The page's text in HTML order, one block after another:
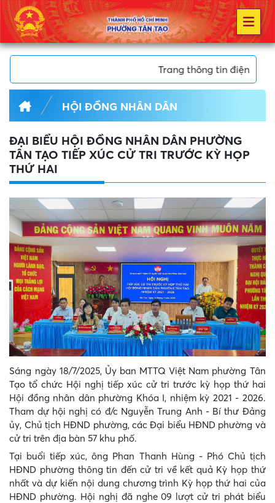
Trang thông tin điện tử Phường
HỘI ĐỒNG NHÂN DÂN
ĐẠI BIỂU HỘI ĐỒNG NHÂN DÂN PHƯỜNG
TÂN TẠO TIẾP XÚC CỬ TRI TRƯỚC KỲ HỌP
THỨ HAI
Sáng ngày 18/7/2025, Ủy ban MTTQ Việt Nam phường Tân
Tạo tổ chức Hội nghị tiếp xúc cử tri trước kỳ họp thứ hai
Hội đồng nhân dân phường Khóa I, nhiệm kỳ 2021 - 2026.
Tham dự hội nghị có đ/c Nguyễn Trung Anh - Bí thư Đảng
ủy, Chủ tịch HĐND phường, các Đại biểu HĐND phường và
cử tri trên địa bàn 57 khu phố.
Tại buổi tiếp xúc, ông Phan Thanh Hùng - Phó Chủ tịch
HĐND phường thông tin đến cử tri về kết quả Kỳ họp thứ
nhất và dự kiến nội dung chương trình Kỳ họp thứ hai của
HĐND phường. Hội nghị đã nghe 09 lượt cử tri phát biểu